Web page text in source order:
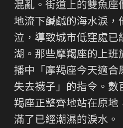
混亂。街道上的雙魚座
地流下鹹鹹的海水淚，
泣，導致城市低窪處已
湖。那些摩羯座的上班
播中「摩羯座今天適合
失去襪子」的指令。數
羯座正整齊地站在原地
滿了已經潮濕的淚水。